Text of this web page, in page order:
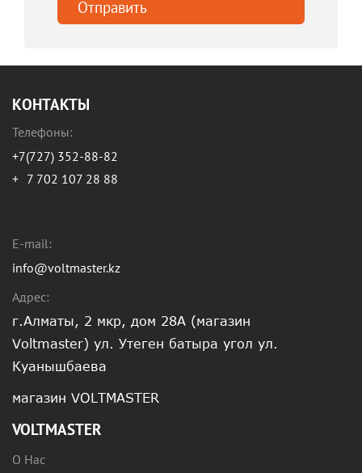
КОНТАКТЫ
Телефоны:
+7(727) 352-88-82
+ 7 702 107 28 88
E-mail:
info@voltmaster.kz
Адрес:
г.Алматы, 2 мкр, дом 28А (магазин
Voltmaster) ул. Утеген батыра угол ул.
Куанышбаева
магазин VOLTMASTER
VOLTMASTER
О Нас